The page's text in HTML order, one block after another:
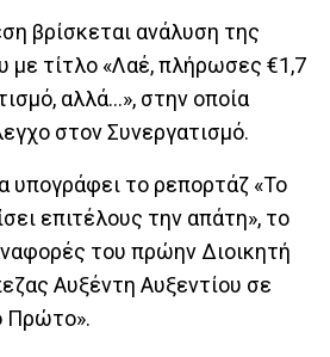
βρίσκεται ανάλυση της
τίτλο «Λαέ, πλήρωσες €1,7
αλλά…», στην οποία
στον Συνεργατισμό.
υπογράφει το ρεπορτάζ «Το
επιτέλους την απάτη», το
του πρώην Διοικητή
Αυξέντη Αυξεντίου σε
Πρώτο».